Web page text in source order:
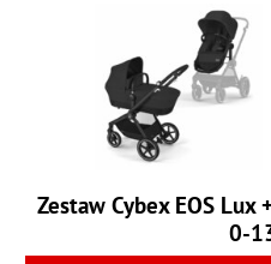
Zestaw Cybex EOS Lux
0-